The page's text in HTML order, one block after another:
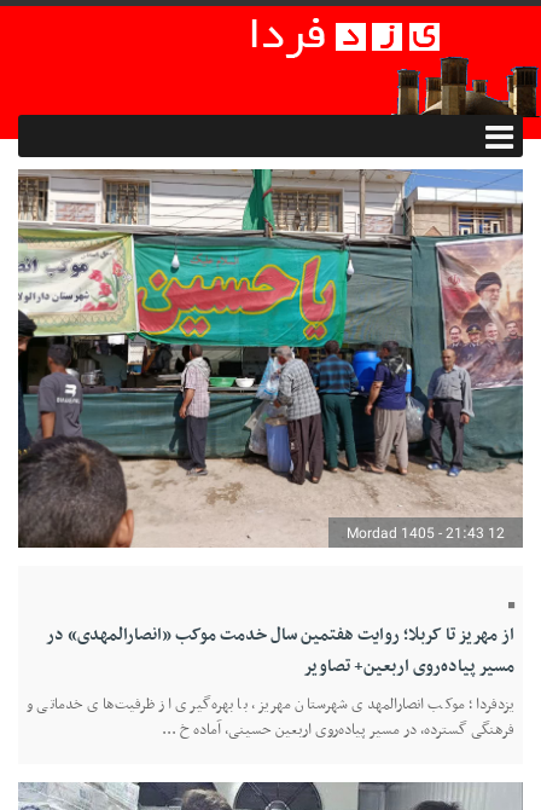
12 Mordad 1405 - 21:43
از مهریز تا کربلا؛ روایت هفتمین سال خدمت موکب «انصارالمهدی» در
مسیر پیاده‌روی اربعین+ تصاویر
یزدفردا؛ موکب انصارالمهدی شهرستان مهریز، با بهره‌گیری از ظرفیت‌های خدماتی و
فرهنگی گسترده، در مسیر پیاده‌روی اربعین حسینی، آماده خ ...